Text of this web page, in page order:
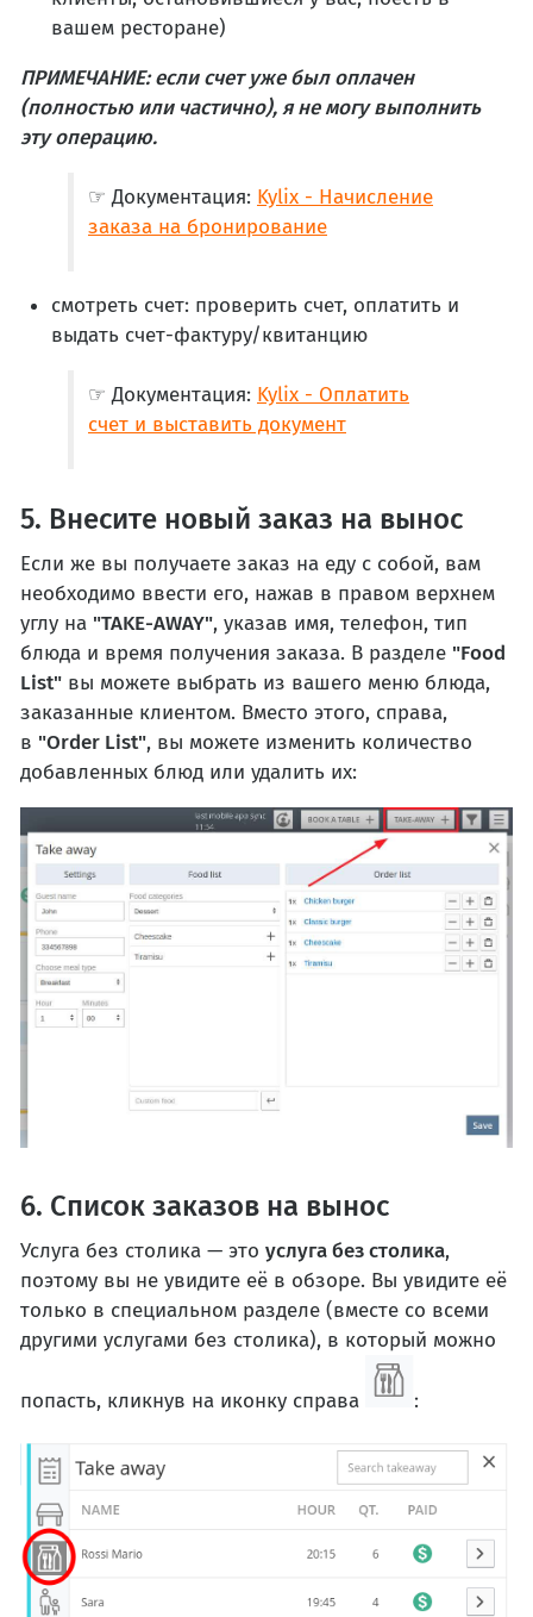
вашем ресторане)
ПРИМЕЧАНИЕ: если счет уже был оплачен
(полностью или частично), я не могу выполнить
эту операцию.
☞ Документация: Kylix - Начисление
заказа на бронирование
смотреть счет: проверить счет, оплатить и
выдать счет-фактуру/квитанцию
☞ Документация: Kylix - Оплатить
счет и выставить документ
5. Внесите новый заказ на вынос
Если же вы получаете заказ на еду с собой, вам
необходимо ввести его, нажав в правом верхнем
углу на "TAKE-AWAY", указав имя, телефон, тип
блюда и время получения заказа. В разделе "Food
List" вы можете выбрать из вашего меню блюда,
заказанные клиентом. Вместо этого, справа,
в "Order List", вы можете изменить количество
добавленных блюд или удалить их:
6. Список заказов на вынос
Услуга без столика — это услуга без столика,
поэтому вы не увидите её в обзоре. Вы увидите её
только в специальном разделе (вместе со всеми
другими услугами без столика), в который можно
попасть, кликнув на иконку справа :